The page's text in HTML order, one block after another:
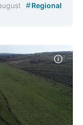
#Regional